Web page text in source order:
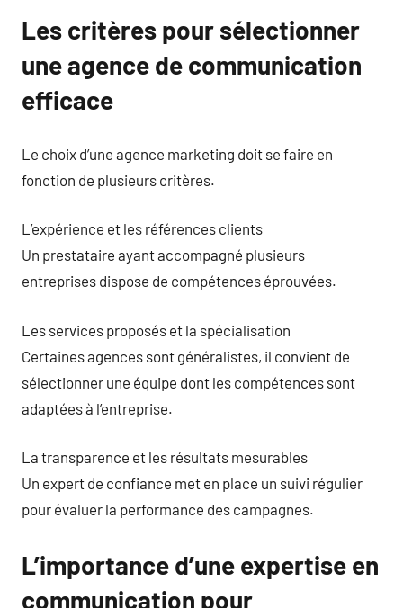
Les critères pour sélectionner
une agence de communication
efficace
Le choix d’une agence marketing doit se faire en
fonction de plusieurs critères.
L’expérience et les références clients
Un prestataire ayant accompagné plusieurs
entreprises dispose de compétences éprouvées.
Les services proposés et la spécialisation
Certaines agences sont généralistes, il convient de
sélectionner une équipe dont les compétences sont
adaptées à l’entreprise.
La transparence et les résultats mesurables
Un expert de confiance met en place un suivi régulier
pour évaluer la performance des campagnes.
L’importance d’une expertise en
communication pour